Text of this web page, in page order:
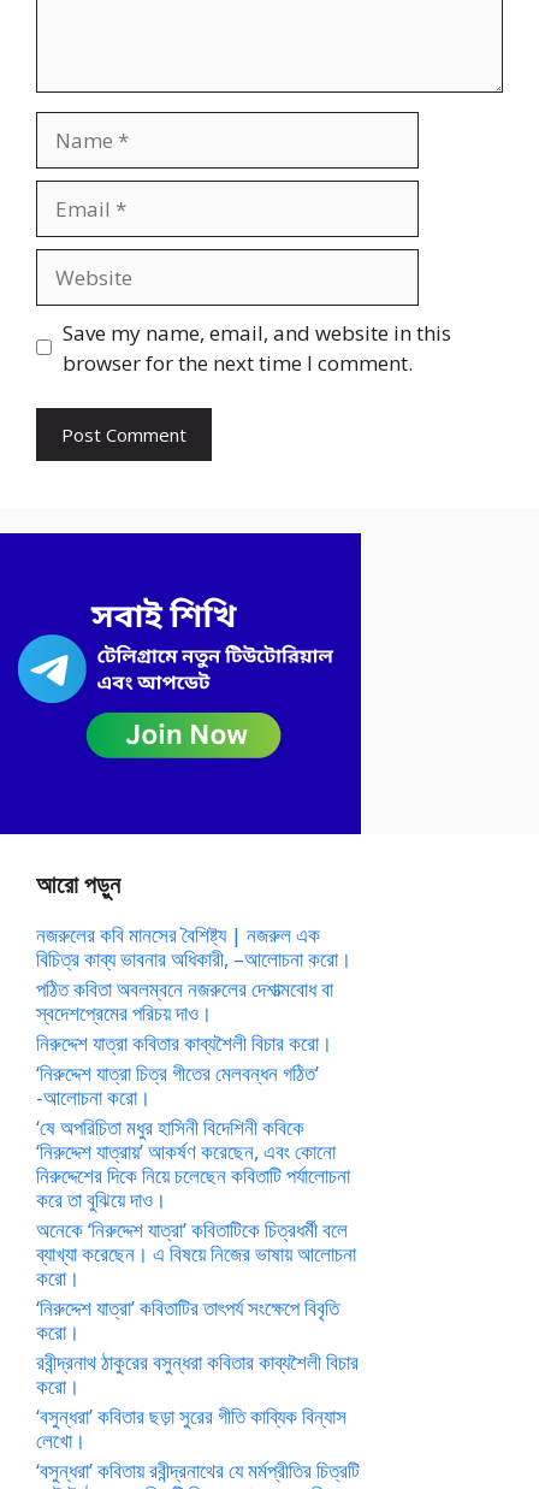
Save my name, email, and website in this
browser for the next time I comment.
আরো পড়ুন
নজরুলের কবি মানসের বৈশিষ্ট্য | নজরুল এক
বিচিত্র কাব্য ভাবনার অধিকারী, –আলোচনা করো।
পঠিত কবিতা অবলম্বনে নজরুলের দেশাত্মবোধ বা
স্বদেশপ্রেমের পরিচয় দাও।
নিরুদ্দেশ যাত্রা কবিতার কাব্যশৈলী বিচার করো।
‘নিরুদ্দেশ যাত্রা চিত্র গীতের মেলবন্ধন গঠিত’
-আলোচনা করো।
‘ষে অপরিচিতা মধুর হাসিনী বিদেশিনী কবিকে
‘নিরুদ্দেশ যাত্রায়’ আকর্ষণ করেছেন, এবং কোনো
নিরুদ্দেশের দিকে নিয়ে চলেছেন কবিতাটি পর্যালোচনা
করে তা বুঝিয়ে দাও।
অনেকে ‘নিরুদ্দেশ যাত্রা’ কবিতাটিকে চিত্রধর্মী বলে
ব্যাখ্যা করেছেন। এ বিষয়ে নিজের ভাষায় আলোচনা
করো।
‘নিরুদ্দেশ যাত্রা’ কবিতাটির তাৎপর্য সংক্ষেপে বিবৃতি
করো।
রবীন্দ্রনাথ ঠাকুরের বসুন্ধরা কবিতার কাব্যশৈলী বিচার
করো।
‘বসুন্ধরা’ কবিতার ছড়া সুরের গীতি কাব্যিক বিন্যাস
লেখো।
‘বসুন্ধরা’ কবিতায় রবীন্দ্রনাথের যে মর্মপ্রীতির চিত্রটি